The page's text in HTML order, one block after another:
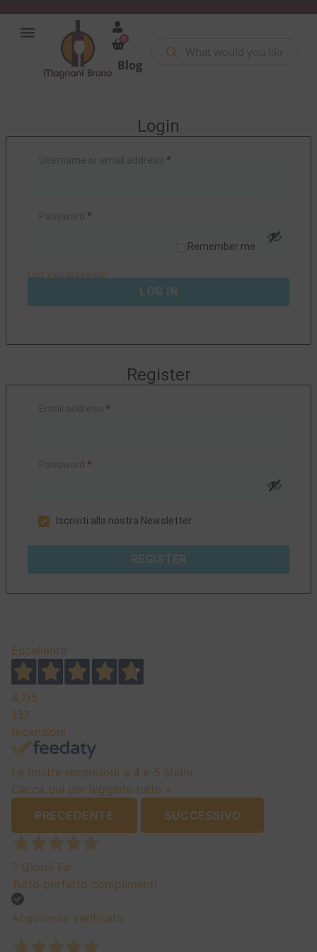
0
Blog
Login
Username or email address *
Password *
Remember me
LOG IN
Lost your password?
Register
Email address *
Password *
Iscriviti alla nostra Newsletter
REGISTER
Eccellente
4,7/5
137
recensioni
Le nostre recensioni a 4 e 5 stelle.
Clicca qui per leggerle tutte >
PRECEDENTE
SUCCESSIVO
7 Giorni Fa
Tutto perfetto complimenti
Acquirente verificato